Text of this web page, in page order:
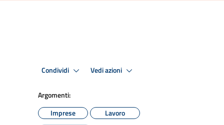
Condividi Vedi azioni
Argomenti:
Imprese
Lavoro